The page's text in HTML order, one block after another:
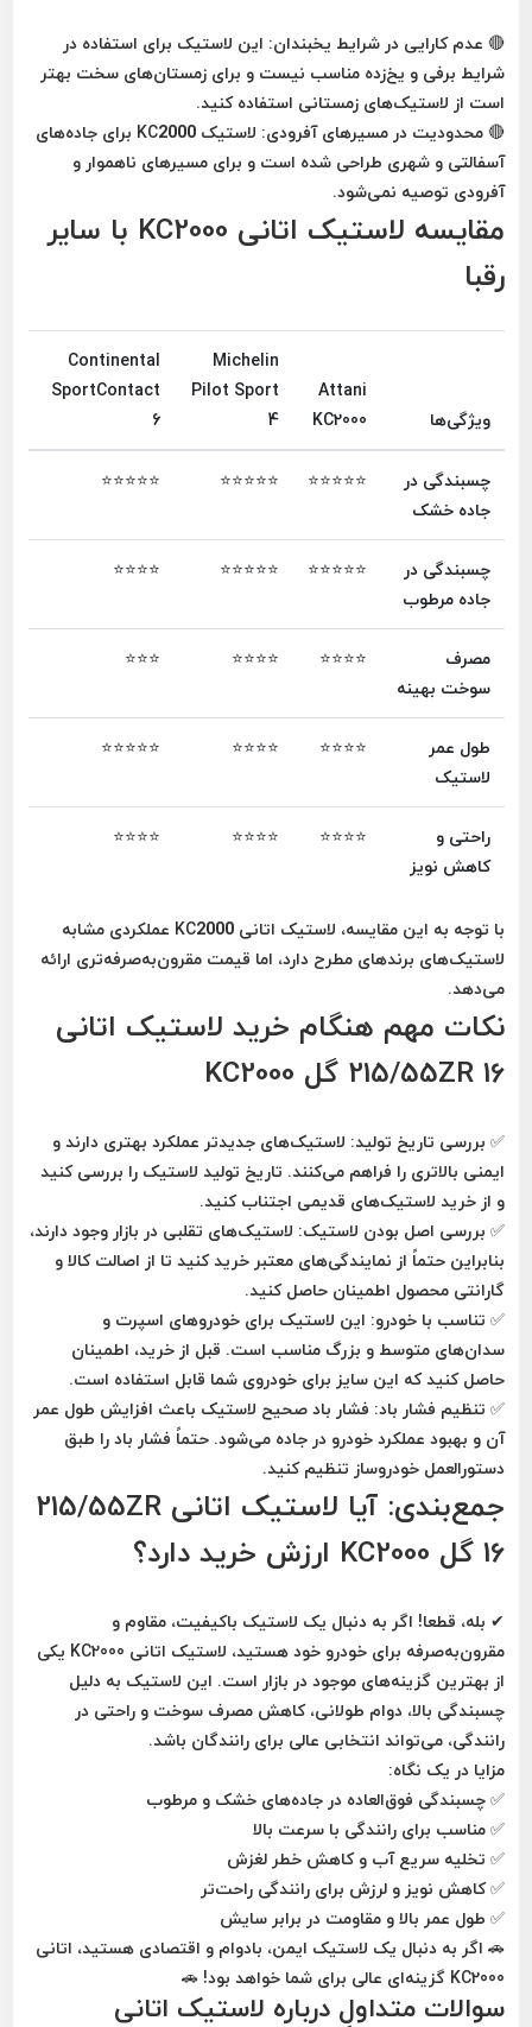
🔴 عدم کارایی در شرایط یخبندان: این لاستیک برای استفاده در
شرایط برفی و یخ‌زده مناسب نیست و برای زمستان‌های سخت بهتر
است از لاستیک‌های زمستانی استفاده کنید.
🔴محدودیت در مسیرهای آفرودی:
لاستیک KC2000 برای جاده‌های
آسفالتی و شهری طراحی شده است و برای مسیرهای ناهموار و
آفرودی توصیه نمی‌شود.
مقایسه لاستیک اتانی KC2000 با سایر
رقبا
ویژگی‌ها
Attani
KC2000
Michelin
Pilot Sport
4
Continental
SportContact
6
چسبندگی در
جاده خشک
⭐⭐⭐⭐⭐
⭐⭐⭐⭐⭐
⭐⭐⭐⭐⭐
چسبندگی در
جاده مرطوب
⭐⭐⭐⭐⭐
⭐⭐⭐⭐⭐
⭐⭐⭐⭐
مصرف
سوخت بهینه
⭐⭐⭐⭐
⭐⭐⭐⭐
⭐⭐⭐
طول عمر
لاستیک
⭐⭐⭐⭐
⭐⭐⭐⭐
⭐⭐⭐⭐⭐
راحتی و
کاهش نویز
⭐⭐⭐⭐
⭐⭐⭐⭐
⭐⭐⭐⭐
با توجه به این مقایسه، لاستیک اتانی KC2000 عملکردی مشابه
لاستیک‌های برندهای مطرح دارد، اما قیمت مقرون‌به‌صرفه‌تری ارائه
می‌دهد.
نکات مهم هنگام خرید لاستیک اتانی
215/55ZR 16 گل KC2000
✅ بررسی تاریخ تولید: لاستیک‌های جدیدتر عملکرد بهتری دارندو
ایمنی بالاتری را فراهم می‌کنند. تاریخ تولید لاستیک را بررسی کنید
و از خرید لاستیک‌های قدیمی اجتناب کنید.
✅ بررسی اصل بودن لاستیک: لاستیک‌های تقلبی در بازار وجود دارند،
بنابراین حتماً از نمایندگی‌های معتبر خرید کنید تا از اصالت کالا و
گارانتی محصول اطمینان حاصل کنید.
✅ تناسب با خودرو: این لاستیک برای خودروهای اسپرت و
سدان‌های متوسط و بزرگ مناسب است. قبل از خرید، اطمینان
حاصل کنید که این سایز برای خودروی شما قابل استفاده است.
✅ تنظیم فشار باد: فشار باد صحیح لاستیک باعث افزایش طول عمر
آن و بهبود عملکرد خودرو در جاده می‌شود. حتماً فشار باد را طبق
دستورالعمل خودروساز تنظیم کنید.
جمع‌بندی: آیا لاستیک اتانی 215/55ZR
16 گل KC2000 ارزش خرید دارد؟
✔ بله، قطعا! اگر به دنبال یک لاستیک باکیفیت، مقاوم و
مقرون‌به‌صرفه برای خودرو خود هستید، لاستیک اتانی KC2000 یکی
از بهترین گزینه‌های موجود در بازار است. این لاستیک به دلیل
چسبندگی بالا، دوام طولانی، کاهش مصرف سوخت و راحتی در
رانندگی، می‌تواند انتخابی عالی برای رانندگان باشد.
مزایا در یک نگاه:
✅ چسبندگی فوق‌العاده در جاده‌های خشک و مرطوب
✅ مناسب برای رانندگی با سرعت بالا
✅ تخلیه سریع آب و کاهش خطر لغزش
✅ کاهش نویز و لرزش برای رانندگی راحت‌تر
✅ طول عمر بالا و مقاومت در برابر سایش
🚗 اگر به دنبال یک لاستیک ایمن، بادوام و اقتصادی هستید، اتانی
KC2000 گزینه‌ای عالی برای شما خواهد بود!
🚗
سوالات متداول درباره لاستیک اتانی